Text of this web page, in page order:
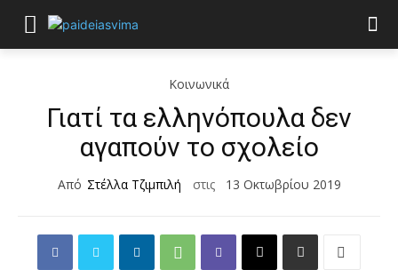
Κοινωνικά
Γιατί τα ελληνόπουλα δεν
αγαπούν το σχολείο
Από Στέλλα Τζιμπιλή στις 13 Οκτωβρίου 2019